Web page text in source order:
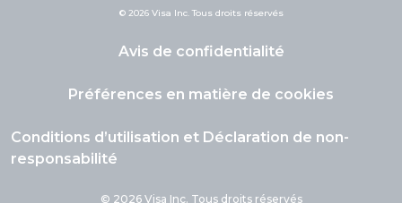
© 2026 Visa Inc. Tous droits réservés
Avis de confidentialité
Préférences en matière de cookies
Conditions d’utilisation et Déclaration de non-
responsabilité
© 2026 Visa Inc. Tous droits réservés